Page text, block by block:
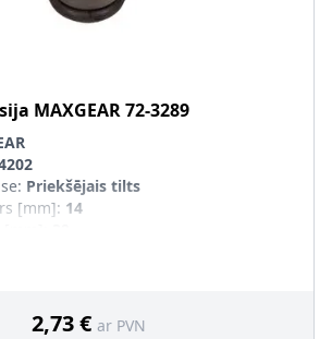
MAXGEAR72-3289
: Priekšējais tilts
[mm]: 14
2,73 € ar PVN